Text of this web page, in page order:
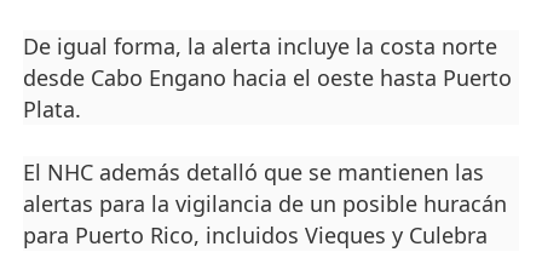
De igual forma, la alerta incluye la costa norte
desde Cabo Engano hacia el oeste hasta Puerto
Plata.
El NHC además detalló que se mantienen las
alertas para la vigilancia de un posible huracán
para Puerto Rico, incluidos Vieques y Culebra